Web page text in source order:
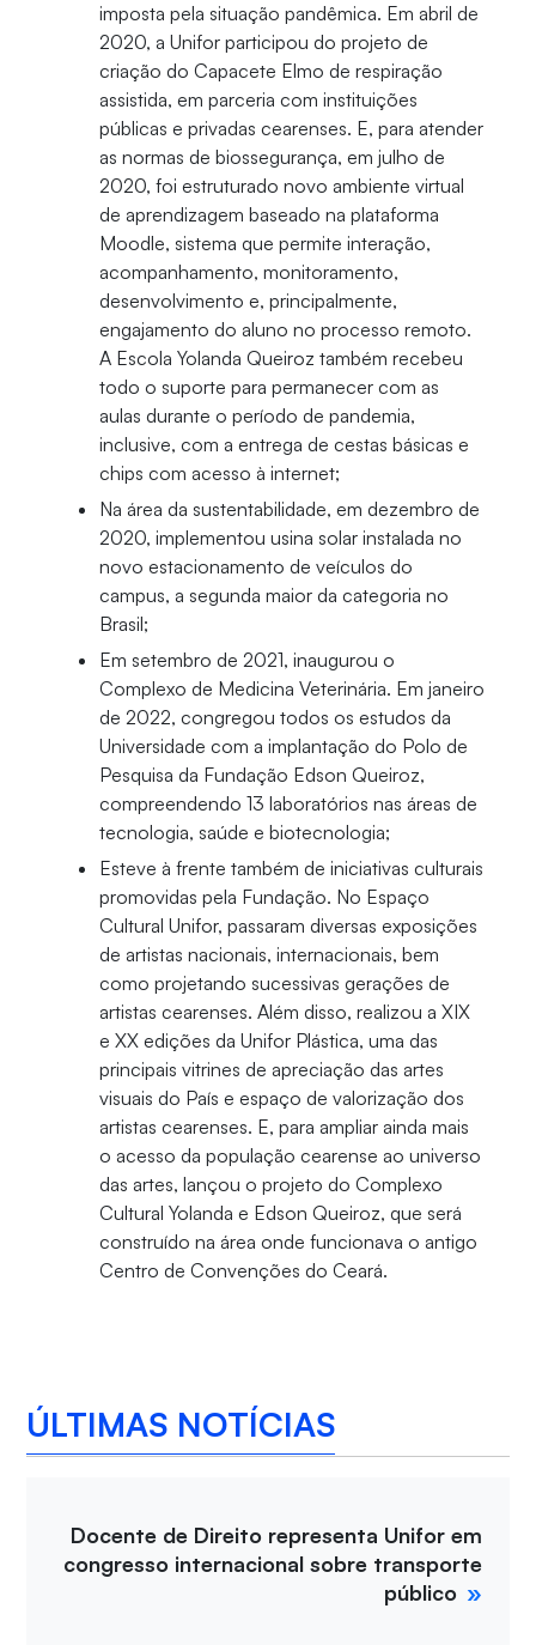
imposta pela situação pandêmica. Em abril de
2020, a Unifor participou do projeto de
criação do Capacete Elmo de respiração
assistida, em parceria com instituições
públicas e privadas cearenses. E, para atender
as normas de biossegurança, em julho de
2020, foi estruturado novo ambiente virtual
de aprendizagem baseado na plataforma
Moodle, sistema que permite interação,
acompanhamento, monitoramento,
desenvolvimento e, principalmente,
engajamento do aluno no processo remoto.
A Escola Yolanda Queiroz também recebeu
todo o suporte para permanecer com as
aulas durante o período de pandemia,
inclusive, com a entrega de cestas básicas e
chips com acesso à internet;
Na área da sustentabilidade, em dezembro de
2020, implementou usina solar instalada no
novo estacionamento de veículos do
campus, a segunda maior da categoria no
Brasil;
Em setembro de 2021, inaugurou o
Complexo de Medicina Veterinária. Em janeiro
de 2022, congregou todos os estudos da
Universidade com a implantação do Polo de
Pesquisa da Fundação Edson Queiroz,
compreendendo 13 laboratórios nas áreas de
tecnologia, saúde e biotecnologia;
Esteve à frente também de iniciativas culturais
promovidas pela Fundação. No Espaço
Cultural Unifor, passaram diversas exposições
de artistas nacionais, internacionais, bem
como projetando sucessivas gerações de
artistas cearenses. Além disso, realizou a XIX
e XX edições da Unifor Plástica, uma das
principais vitrines de apreciação das artes
visuais do País e espaço de valorização dos
artistas cearenses. E, para ampliar ainda mais
o acesso da população cearense ao universo
das artes, lançou o projeto do Complexo
Cultural Yolanda e Edson Queiroz, que será
construído na área onde funcionava o antigo
Centro de Convenções do Ceará.
ÚLTIMAS NOTÍCIAS
Docente de Direito representa Unifor em
congresso internacional sobre transporte
público